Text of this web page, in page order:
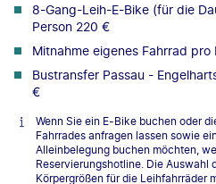
8-Gang-Leih-E-Bike (für die
Person 220 €
Mitnahme eigenes Fahrrad pro
Bustransfer Passau -
€
Wenn Sie ein E-Bike buchen oder
Fahrrades anfragen lassen sowie
Alleinbelegung buchen möchten,
Reservierungshotline. Die Auswahl
Körpergrößen für die Leihfahrräder